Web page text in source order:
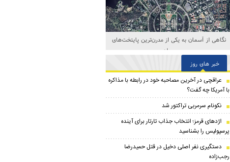
نگاهی از آسمان به یکی از مدرن‌ترین پایتخت‌های
جهان
خبر های روز
عراقچی در آخرین مصاحبه خود در رابطه با مذاکره
با آمریکا چه گفت؟
نکونام سرمربی تراکتور شد
اژدهای قرمز؛ انتخاب جذاب تارتار برای آینده
پرسپولیس را بشناسید
دستگیری نفر اصلی دخیل در قتل حمیدرضا
رجب‌زاده